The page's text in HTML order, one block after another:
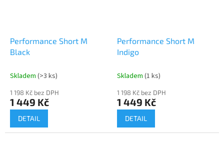
Performance Short M
Black
Skladem (>3 ks)
1 198 Kč bez DPH
1 449 Kč
DETAIL
Performance Short M
Indigo
Skladem (1 ks)
1 198 Kč bez DPH
1 449 Kč
DETAIL